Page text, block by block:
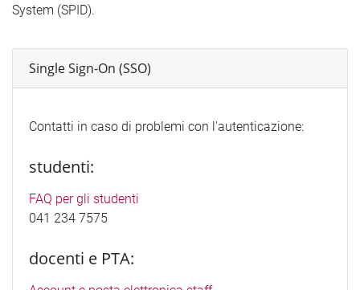
System (SPID).
Single Sign-On (SSO)
Contatti in caso di problemi con l'autenticazione:
studenti:
FAQ per gli studenti
041 234 7575
docenti e PTA: